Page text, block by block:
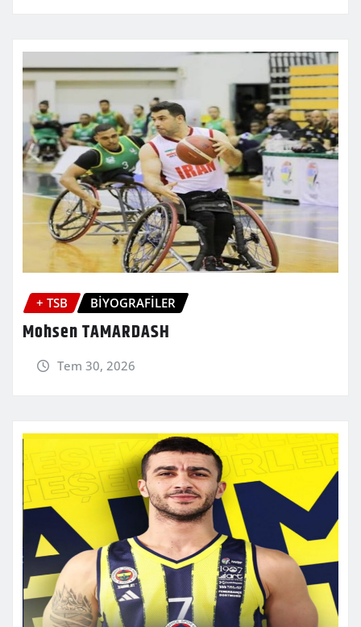
+ TSB BİYOGRAFİLER
Mohsen TAMARDASH
Tem 30, 2026